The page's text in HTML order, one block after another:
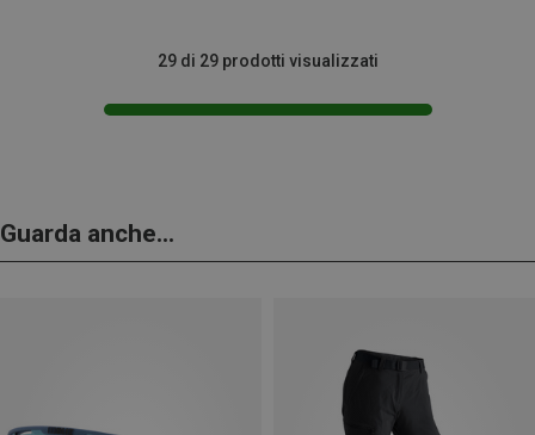
29 di 29 prodotti visualizzati
Guarda anche...